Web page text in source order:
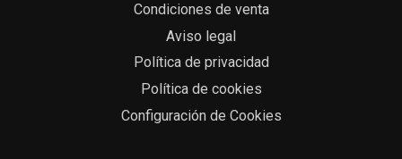
Condiciones de venta
Aviso legal
Política de privacidad
Política de cookies
Configuración de Cookies